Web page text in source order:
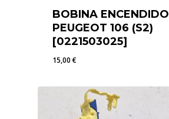
BOBINA ENCENDIDO
PEUGEOT 106 (S2)
[0221503025]
15,00€